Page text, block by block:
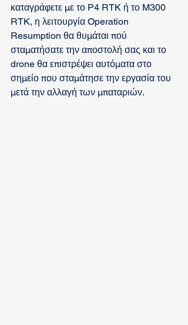
καταγράφετε με το P4 RTK ή το M300
RTK, η λειτουργία Operation
Resumption θα θυμάται πού
σταματήσατε την αποστολή σας και το
drone θα επιστρέψει αυτόματα στο
σημείο που σταμάτησε την εργασία του
μετά την αλλαγή των μπαταριών.